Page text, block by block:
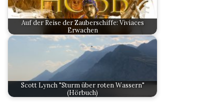
Auf der Reise der Zauberschiffe: Viviaces
Erwachen
Scott Lynch "Sturm über roten Wassern"
(Hörbuch)